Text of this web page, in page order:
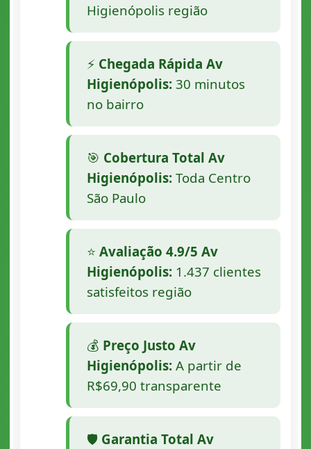
Higienópolis região
⚡ Chegada Rápida Av
Higienópolis:30 minutos
no bairro
🎯 Cobertura Total Av
Higienópolis:Toda Centro
São Paulo
⭐ Avaliação 4.9/5 Av
Higienópolis:1.437 clientes
satisfeitos região
💰 Preço Justo Av
Higienópolis:A partir de
R$69,90 transparente
🛡️ Garantia Total Av